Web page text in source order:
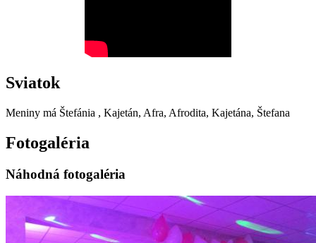
Sviatok
Meniny má Štefánia , Kajetán, Afra, Afrodita, Kajetána, Štefana
Fotogaléria
Náhodná fotogaléria